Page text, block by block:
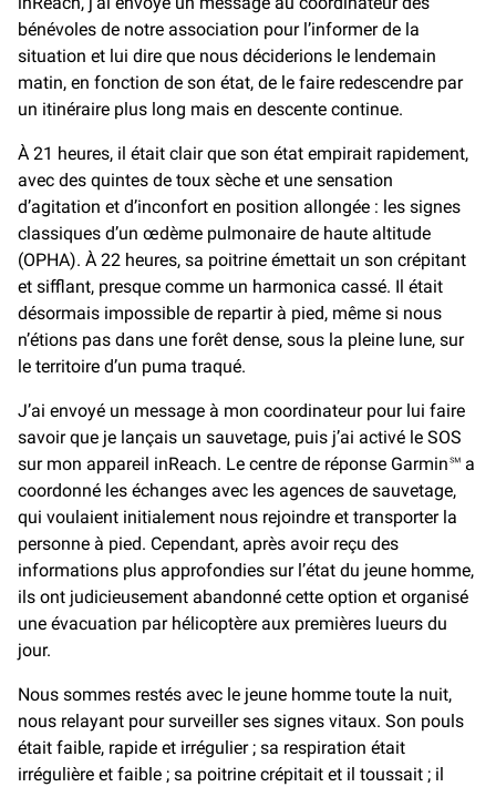
bénévoles de notre association pour l’informer de la
situation et lui dire que nous déciderions le lendemain
matin, en fonction de son état, de le faire redescendre par
un itinéraire plus long mais en descente continue.
À 21 heures, il était clair que son état empirait rapidement,
avec des quintes de toux sèche et une sensation
d’agitation et d’inconfort en position allongée : les signes
classiques d’un œdème pulmonaire de haute altitude
(OPHA). À 22 heures, sa poitrine émettait un son crépitant
et sifflant, presque comme un harmonica cassé. Il était
désormais impossible de repartir à pied, même si nous
n’étions pas dans une forêt dense, sous la pleine lune, sur
le territoire d’un puma traqué.
J’ai envoyé un message à mon coordinateur pour lui faire
savoir que je lançais un sauvetage, puis j’ai activé le SOS
sur mon appareil inReach. Le centre de réponse Garmin℠ a
coordonné les échanges avec les agences de sauvetage,
qui voulaient initialement nous rejoindre et transporter la
personne à pied. Cependant, après avoir reçu des
informations plus approfondies sur l’état du jeune homme,
ils ont judicieusement abandonné cette option et organisé
une évacuation par hélicoptère aux premières lueurs du
jour.
Nous sommes restés avec le jeune homme toute la nuit,
nous relayant pour surveiller ses signes vitaux. Son pouls
était faible, rapide et irrégulier ; sa respiration était
irrégulière et faible ; sa poitrine crépitait et il toussait ; il